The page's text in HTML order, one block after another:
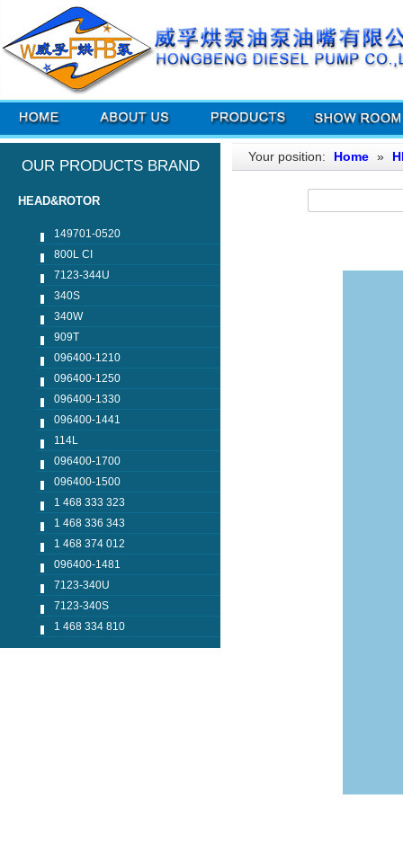
OUR PRODUCTS BRAND
HEAD&ROTOR
149701-0520
800L CI
7123-344U
340S
340W
909T
096400-1210
096400-1250
096400-1330
096400-1441
114L
096400-1700
096400-1500
1 468 333 323
1 468 336 343
1 468 374 012
096400-1481
7123-340U
7123-340S
1 468 334 810
Your position: Home »